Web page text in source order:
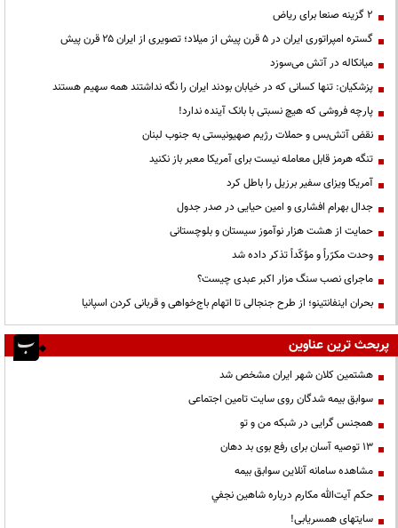
۲ گزینه صنعا برای ریاض
گستره امپراتوری ایران در ۵ قرن پیش از میلاد؛ تصویری از ایران ۲۵ قرن پیش
میانکاله در آتش می‌سوزد
پزشکیان: تنها کسانی که در خیابان بودند ایران را نگه نداشتند همه سهیم هستند
پارچه فروشی که هیچ نسبتی با بانک آینده ندارد!
نقض آتش‌بس و حملات رژیم صهیونیستی به جنوب لبنان
تنگه هرمز قابل معامله نیست برای آمریکا معبر باز نکنید
آمریکا ویزای سفیر برزیل را باطل کرد
جدال بهرام افشاری و امین حیایی در صدر جدول
حمایت از هشت هزار نوآموز سیستان و بلوچستانی
وحدت مکرّراً و مؤکّداً تذکر داده شد
ماجرای نصب سنگ مزار اکبر عبدی چیست؟
بحران اینفانتینو؛ از طرح جنجالی تا اتهام باج‌خواهی و قربانی کردن اسپانیا
پربحث ترین عناوین
هشتمین کلان شهر ایران مشخص شد
سوابق بیمه شدگان روی سایت تامین اجتماعی
همجنس گرایی در شبکه من و تو
13 توصیه آسان برای رفع بوی بد دهان
مشاهده سامانه آنلاين سوابق بیمه
حكم آيت‌الله مكارم درباره شاهين نجفي
سایتهای همسریابی!